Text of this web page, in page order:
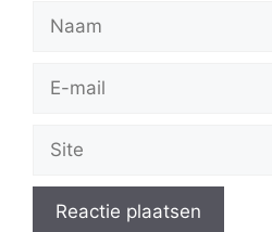
Naam
Site